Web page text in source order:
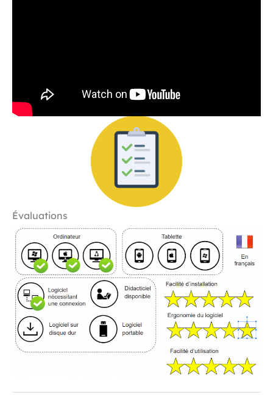
Évaluations